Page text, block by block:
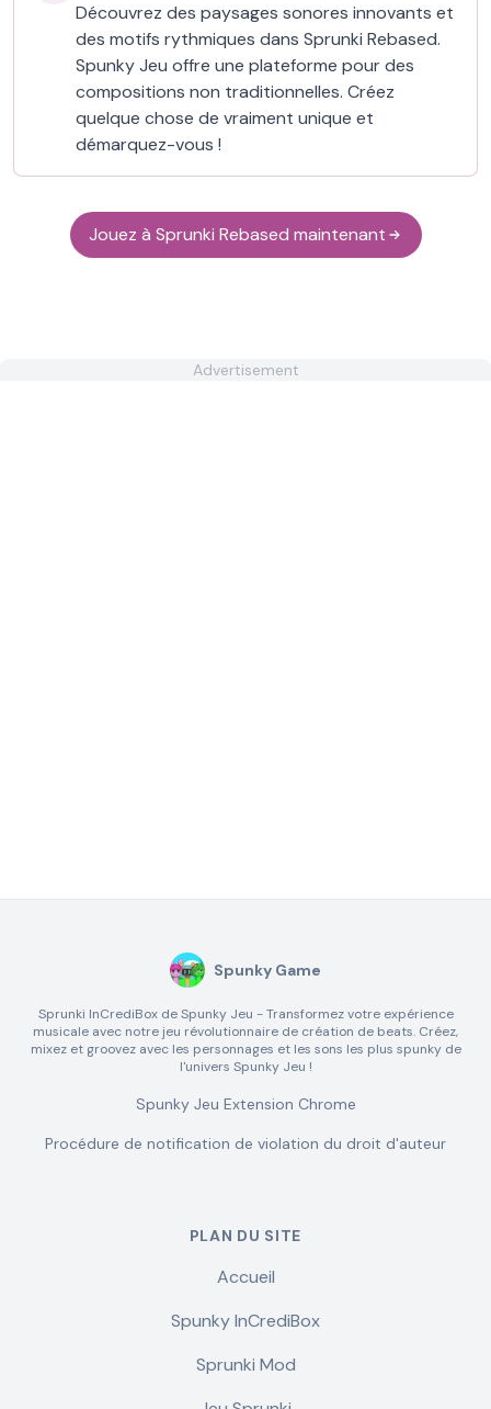
Découvrez des paysages sonores innovants et
des motifs rythmiques dans Sprunki Rebased.
Spunky Jeu offre une plateforme pour des
compositions non traditionnelles. Créez
quelque chose de vraiment unique et
démarquez-vous !
Jouez à Sprunki Rebased maintenant
Advertisement
Spunky Game
Sprunki InCrediBox de Spunky Jeu - Transformez votre expérience
musicale avec notre jeu révolutionnaire de création de beats. Créez,
mixez et groovez avec les personnages et les sons les plus spunky de
l'univers Spunky Jeu !
Spunky Jeu Extension Chrome
Procédure de notification de violation du droit d'auteur
PLAN DU SITE
Accueil
Spunky InCrediBox
Sprunki Mod